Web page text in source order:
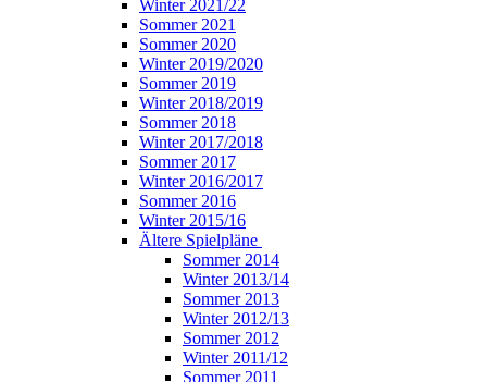
Winter 2021/22
Sommer 2021
Sommer 2020
Winter 2019/2020
Sommer 2019
Winter 2018/2019
Sommer 2018
Winter 2017/2018
Sommer 2017
Winter 2016/2017
Sommer 2016
Winter 2015/16
Ältere Spielpläne
Sommer 2014
Winter 2013/14
Sommer 2013
Winter 2012/13
Sommer 2012
Winter 2011/12
Sommer 2011